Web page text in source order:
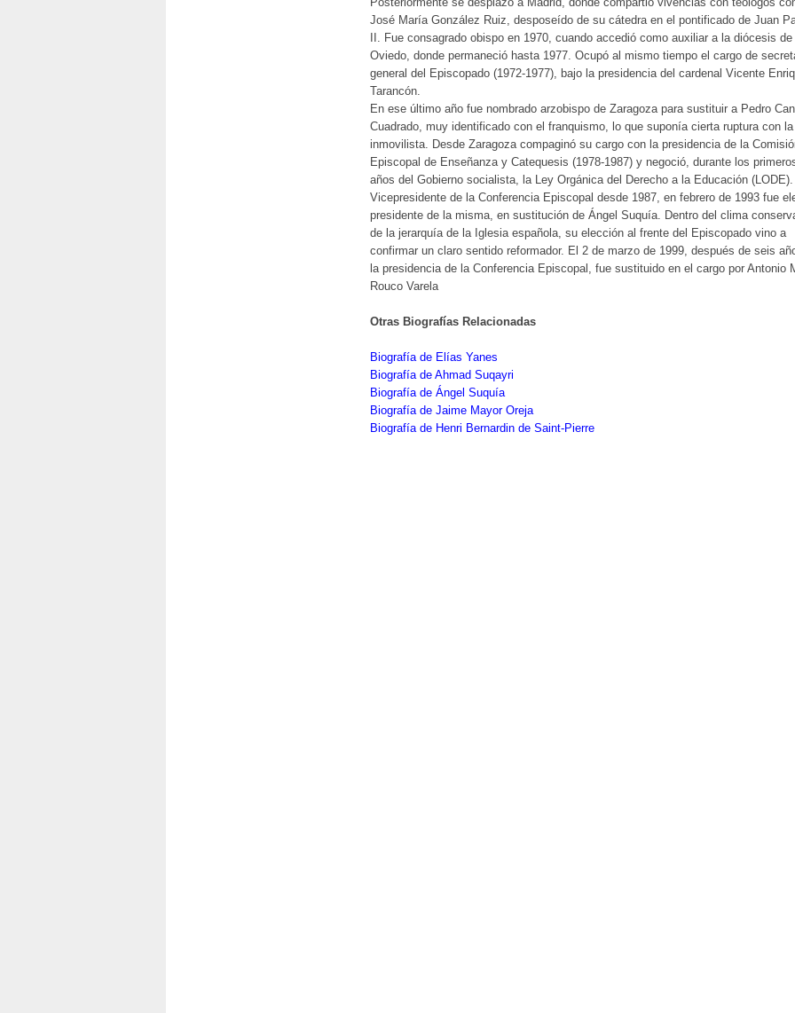
José María González Ruiz, desposeído de su cátedra en el pontificado de Juan
II. Fue consagrado obispo en 1970, cuando accedió como auxiliar a la diócesis de
Oviedo, donde permaneció hasta 1977. Ocupó al mismo tiempo el cargo de
general del Episcopado (1972-1977), bajo la presidencia del cardenal Vicente
Tarancón.
En ese último año fue nombrado arzobispo de Zaragoza para sustituir a Pedro
Cuadrado, muy identificado con el franquismo, lo que suponía cierta ruptura con
inmovilista. Desde Zaragoza compaginó su cargo con la presidencia de la
Episcopal de Enseñanza y Catequesis (1978-1987) y negoció, durante los
años del Gobierno socialista, la Ley Orgánica del Derecho a la Educación (LODE).
Vicepresidente de la Conferencia Episcopal desde 1987, en febrero de 1993 fue
presidente de la misma, en sustitución de Ángel Suquía. Dentro del clima
de la jerarquía de la Iglesia española, su elección al frente del Episcopado vino a
confirmar un claro sentido reformador. El 2 de marzo de 1999, después de seis
la presidencia de la Conferencia Episcopal, fue sustituido en el cargo por Antonio
Rouco Varela
Otras Biografías Relacionadas
Biografía de Elías Yanes
Biografía de Ahmad Suqayri
Biografía de Ángel Suquía
Biografía de Jaime Mayor Oreja
Biografía de Henri Bernardin de Saint-Pierre